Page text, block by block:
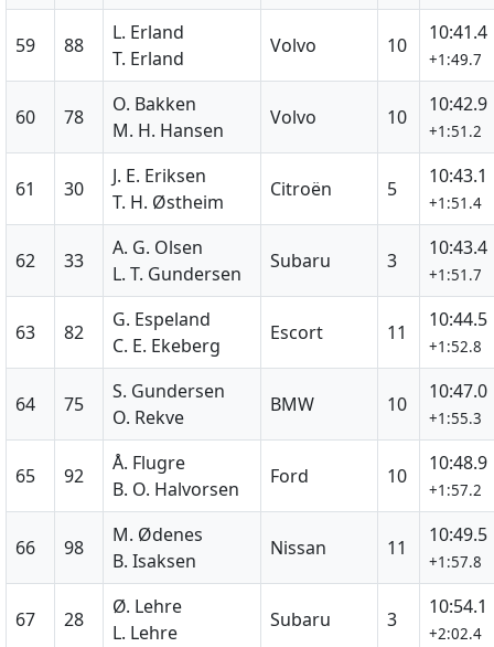
59 88
L. Erland
T. Erland
Volvo 10
10:41.4
+1:49.7
60 78
O. Bakken
M. H. Hansen
Volvo 10
10:42.9
+1:51.2
61 30
J. E. Eriksen
T. H. Østheim
Citroën 5
10:43.1
+1:51.4
62 33
A. G. Olsen
L. T. Gundersen
Subaru 3
10:43.4
+1:51.7
63 82
G. Espeland
C. E. Ekeberg
Escort 11
10:44.5
+1:52.8
64 75
S. Gundersen
O. Rekve
BMW 10
10:47.0
+1:55.3
65 92
Å. Flugre
B. O. Halvorsen
Ford 10
10:48.9
+1:57.2
66 98
M. Ødenes
B. Isaksen
Nissan 11
10:49.5
+1:57.8
67 28
Ø. Lehre
L. Lehre
Subaru 3
10:54.1
+2:02.4